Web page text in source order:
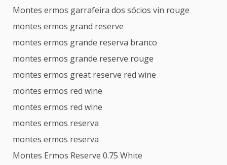
Montes ermos garrafeira dos sócios vin rouge
montes ermos grand reserve
montes ermos grande reserva branco
montes ermos grande reserve rouge
montes ermos great reserve red wine
montes ermos red wine
montes ermos red wine
montes ermos reserva
montes ermos reserva
Montes Ermos Reserve 0.75 White